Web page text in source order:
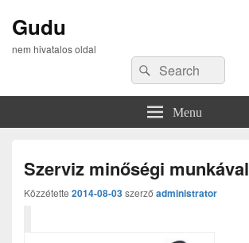
Gudu
nem hivatalos oldal
Search
for:
Search
Menu
Szerviz minőségi munkával
Közzétette 2014-08-03szerző administrator